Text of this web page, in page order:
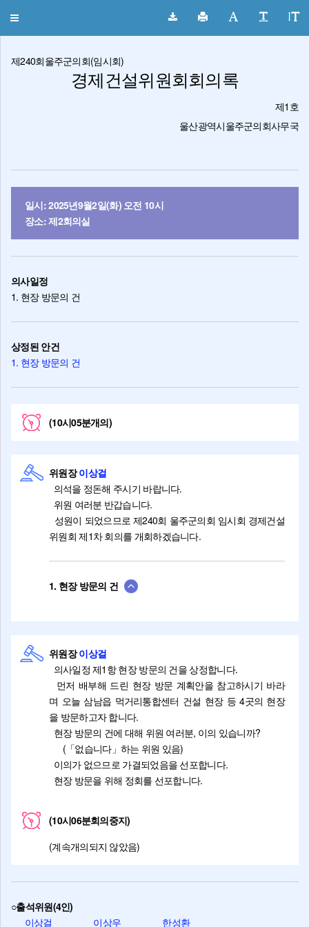
울주군의회 회의록
Toggle
제240회울주군의회(임시회)
경제건설위원회회의록
제1호
울산광역시울주군의회사무국
일시: 2025년9월2일(화) 오전 10시
장소: 제2회의실
의사일정
1. 현장 방문의 건
상정된 안건
1. 현장 방문의 건
(10시05분개의)
위원장이상걸
의석을 정돈해 주시기 바랍니다.
위원 여러분 반갑습니다.
성원이 되었으므로 제240회 울주군의회 임시회 경제건설
위원회 제1차 회의를 개회하겠습니다.
1. 현장 방문의 건
위원장이상걸
의사일정 제1항 현장 방문의 건을 상정합니다.
먼저 배부해 드린 현장 방문 계획안을 참고하시기 바라
며 오늘 삼남읍 먹거리통합센터 건설 현장 등 4곳의 현장
을 방문하고자 합니다.
현장 방문의 건에 대해 위원 여러분, 이의 있습니까?
(「없습니다」하는 위원 있음)
이의가 없으므로 가결되었음을 선포합니다.
현장 방문을 위해 정회를 선포합니다.
(10시06분회의중지)
(계속개의되지 않았음)
○출석위원(4인)
이상걸
이상우 한성환